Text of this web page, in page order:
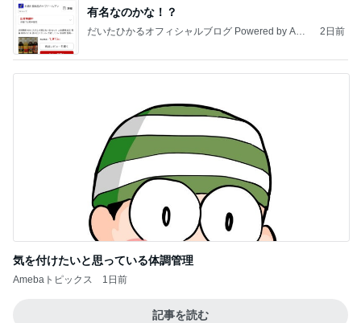
有名なのかな！？
だいたひかるオフィシャルブログ Powered by Ame
2日前
気を付けたいと思っている体調管理
Amebaトピックス 1日前
記事を読む